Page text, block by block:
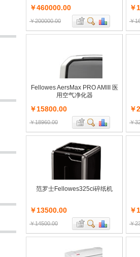
￥460000.00
￥200000.00
￥
￥
Fellowes AersMax PRO AMIII 医
用空气净化器
￥15800.00
￥18960.00
￥
￥
范罗士Fellowes325ci碎纸机
￥13500.00
￥14500.00
￥
￥